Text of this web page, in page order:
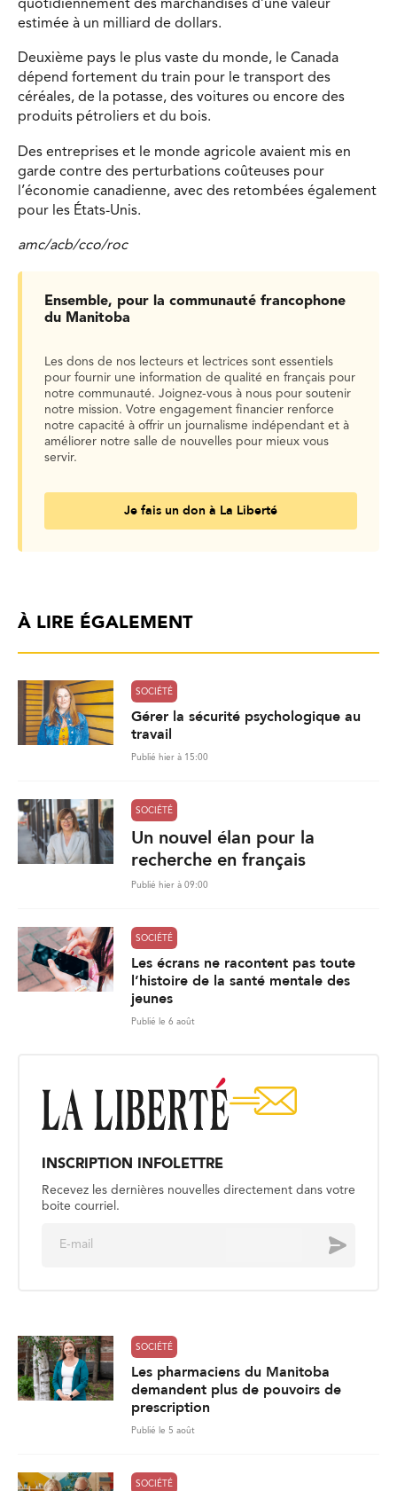
quotidiennement des marchandises d’une valeur
estimée à un milliard de dollars.
Deuxième pays le plus vaste du monde, le Canada
dépend fortement du train pour le transport des
céréales, de la potasse, des voitures ou encore des
produits pétroliers et du bois.
Des entreprises et le monde agricole avaient mis en
garde contre des perturbations coûteuses pour
l’économie canadienne, avec des retombées également
pour les États-Unis.
amc/acb/cco/roc
Ensemble, pour la communauté francophone
du Manitoba
Les dons de nos lecteurs et lectrices sont essentiels
pour fournir une information de qualité en français pour
notre communauté. Joignez-vous à nous pour soutenir
notre mission. Votre engagement financier renforce
notre capacité à offrir un journalisme indépendant et à
améliorer notre salle de nouvelles pour mieux vous
servir.
Je fais un don à La Liberté
À LIRE ÉGALEMENT
SOCIÉTÉ
Gérer la sécurité psychologique au
travail
Publié hier à 15:00
SOCIÉTÉ
Un nouvel élan pour la
recherche en français
Publié hier à 09:00
SOCIÉTÉ
Les écrans ne racontent pas toute
l’histoire de la santé mentale des
jeunes
Publié le 6 août
INSCRIPTION INFOLETTRE
Recevez les dernières nouvelles directement dans votre
boite courriel.
Envoyer
SOCIÉTÉ
Les pharmaciens du Manitoba
demandent plus de pouvoirs de
prescription
Publié le 5 août
SOCIÉTÉ